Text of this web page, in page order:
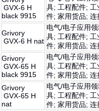
GVX-6 H
black 9915
具; 工程配件;
件; 家用货品; 连
Grivory
GVX-6 H nat
电气/电子应用
具; 工程配件;
件; 家用货品; 连
Grivory
GVX-65 H
black 9915
电气/电子应用
具; 工程配件;
件; 家用货品; 连
Grivory
GVX-65 H
nat
电气/电子应用
具; 工程配件;
件; 家用货品; 连